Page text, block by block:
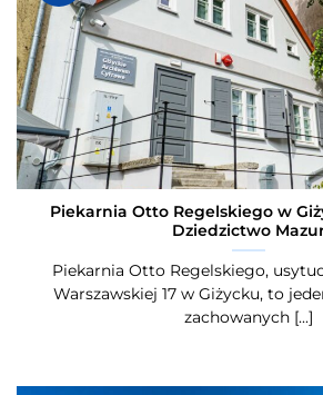
Piekarnia Otto Regelskiego w
Dziedzictwo
Piekarnia Otto Regelskiego,
Warszawskiej 17 w Giżycku, to
zachowanych [...]